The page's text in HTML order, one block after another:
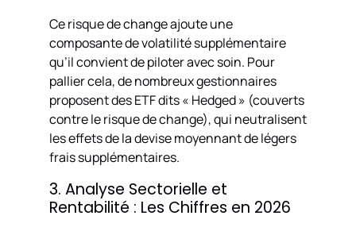
Ce risque de change ajoute une
composante de volatilité supplémentaire
qu’il convient de piloter avec soin. Pour
pallier cela, de nombreux gestionnaires
proposent des ETF dits « Hedged » (couverts
contre le risque de change), qui neutralisent
les effets de la devise moyennant de légers
frais supplémentaires.
3. Analyse Sectorielle et
Rentabilité : Les Chiffres en 2026